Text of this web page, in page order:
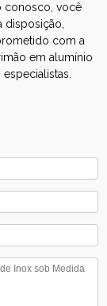
conosco, você
disposição,
com a
em alumínio